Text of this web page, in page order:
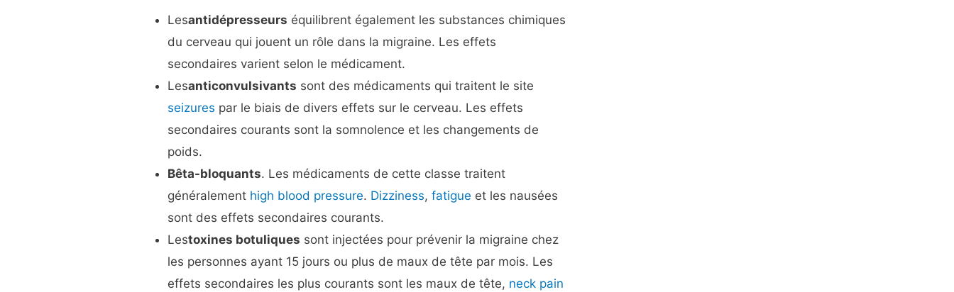
Lesantidépresseurs équilibrent également les substances chimiques
du cerveau qui jouent un rôle dans la migraine. Les effets
secondaires varient selon le médicament.
Lesanticonvulsivants sont des médicaments qui traitent le site
seizures par le biais de divers effets sur le cerveau. Les effets
secondaires courants sont la somnolence et les changements de
poids.
Bêta-bloquants. Les médicaments de cette classe traitent
généralement high blood pressure. Dizziness,fatigue et les nausées
sont des effets secondaires courants.
Lestoxines botuliques sont injectées pour prévenir la migraine chez
les personnes ayant 15 jours ou plus de maux de tête par mois. Les
effets secondaires les plus courants sont les maux de tête, neck pain